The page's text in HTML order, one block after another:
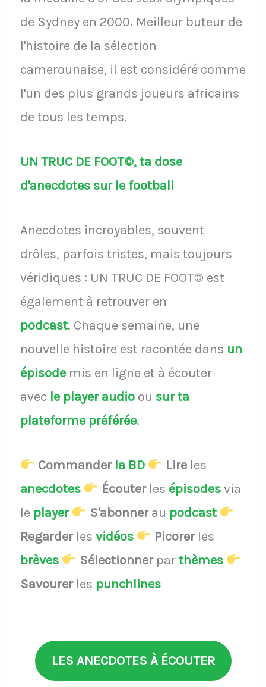
de Sydney en 2000. Meilleur buteur de
l'histoire de la sélection
camerounaise, il est considéré comme
l'un des plus grands joueurs africains
de tous les temps.
UN TRUC DE FOOT©, ta dose
d'anecdotes sur le football
Anecdotes incroyables, souvent
drôles, parfois tristes, mais toujours
véridiques : UN TRUC DE FOOT© est
également à retrouver en
podcast. Chaque semaine, une
nouvelle histoire est racontée dans un
épisodemis en ligne et à écouter
avec le player audio ou sur ta
plateforme préférée.
Commander la BD Lire les
anecdotes
Écouterles épisodesvia
le player S'abonnerau podcast
Regarderles vidéos Picorerles
brèves
Sélectionnerparthèmes
Savourerles punchlines
LES ANECDOTES À ÉCOUTER